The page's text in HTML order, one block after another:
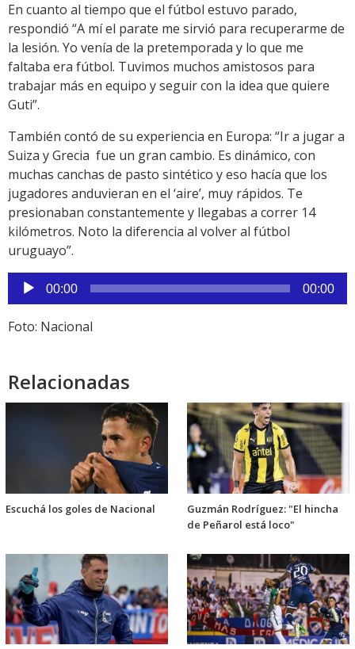
En cuanto al tiempo que el fútbol estuvo parado,
respondió “A mí el parate me sirvió para recuperarme de
la lesión. Yo venía de la pretemporada y lo que me
faltaba era fútbol. Tuvimos muchos amistosos para
trabajar más en equipo y seguir con la idea que quiere
Guti”.
También contó de su experiencia en Europa: “Ir a jugar a
Suiza y Grecia fue un gran cambio. Es dinámico, con
muchas canchas de pasto sintético y eso hacía que los
jugadores anduvieran en el ‘aire’, muy rápidos. Te
presionaban constantemente y llegabas a correr 14
kilómetros. Noto la diferencia al volver al fútbol
uruguayo”.
Reproductor
de
audio
00:00 00:00
Foto: Nacional
Relacionadas
Escuchá los goles de Nacional
Guzmán Rodríguez: "El hincha
de Peñarol está loco"